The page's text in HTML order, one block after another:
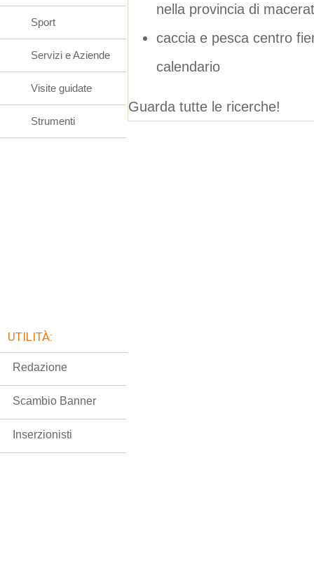
nella provincia di
caccia e pesca centro
calendario
Guarda tutte le ricerche!
Sport
Servizi e Aziende
Visite guidate
Strumenti
UTILITÀ:
Redazione
Scambio Banner
Inserzionisti